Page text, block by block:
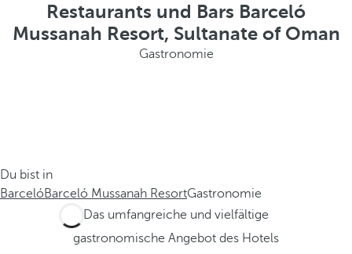
Restaurants und Bars Barceló
Mussanah Resort, Sultanate of Oman
Gastronomie
Du bist in
BarcelóBarceló Mussanah ResortGastronomie
Das umfangreiche und vielfältige
gastronomische Angebot des Hotels